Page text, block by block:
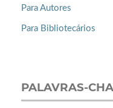
Para Autores
Para Bibliotecários
PALAVRAS-